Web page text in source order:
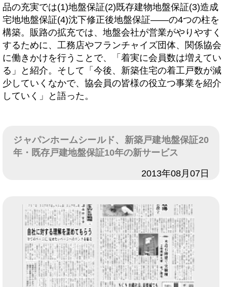
品の充実では(1)地盤保証(2)既存建物地盤保証(3)造成
宅地地盤保証(4)沈下修正後地盤保証――の4つの柱を
構築。販路の拡充では、地盤会社が営業がやりやすく
するために、工務店やフランチャイズ団体、関係協会
に働きかけを行うことで、「着実に会員数は増えてい
る」と紹介。そして「今後、新築住宅の着工戸数が減
少していくなかで、協会員の皆様の役立つ事業を紹介
していく」と語った。
ジャパンホームシールド、新築戸建地盤保証20
年・既存戸建地盤保証10年の新サービス
2013年08月07日